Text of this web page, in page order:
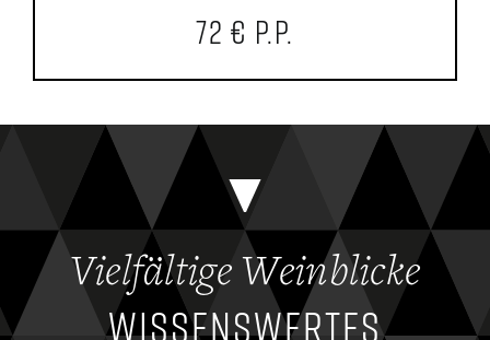
72 € p.P.
Vielfältige Weinblicke
WISSENSWERTES